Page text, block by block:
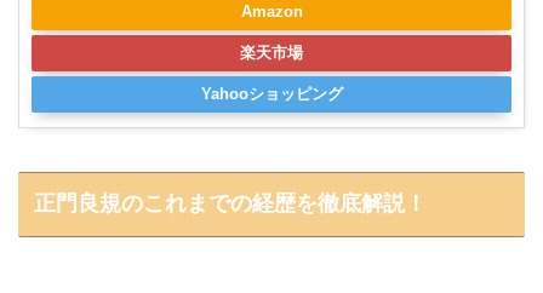
Amazon
楽天市場
Yahooショッピング
正門良規のこれまでの経歴を徹底解説！